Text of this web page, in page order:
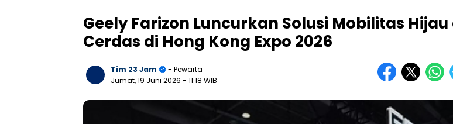
Geely Farizon Luncurkan Solusi Mobilitas
Cerdas di Hong Kong Expo 2026
Tim 23 Jam
- Pewarta
Jumat, 19 Juni 2026 - 11:18 WIB